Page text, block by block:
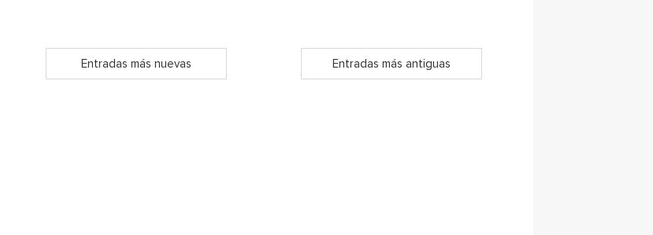
Entradas más nuevas Entradas más antiguas